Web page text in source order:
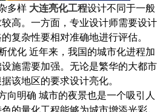
多样 大连亮化工程设计不同于一般
高。一方面，专业设计师需要设计
复杂性要相对准确地进行评估。
优化 近年来，我国的城市化进程加
施需要加强。无论是繁华的大都市
该地区的要求设计亮化。
向明确 城市的夜景也是一个吸引人